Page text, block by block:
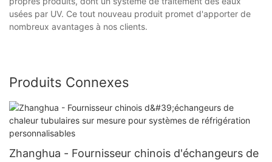
usées par UV. Ce tout nouveau produit promet d'apporter de
nombreux avantages à nos clients.
Produits Connexes
Zhanghua - Fournisseur chinois d'échangeurs de